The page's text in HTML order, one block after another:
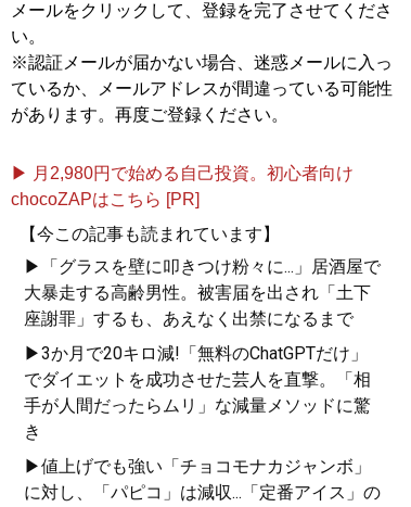
メールをクリックして、登録を完了させてくださ
い。
※認証メールが届かない場合、迷惑メールに入っ
ているか、メールアドレスが間違っている可能性
があります。再度ご登録ください。
▶ 月2,980円で始める自己投資。初心者向け
chocoZAPはこちら [PR]
【今この記事も読まれています】
▶「グラスを壁に叩きつけ粉々に...」居酒屋で
大暴走する高齢男性。被害届を出され「土下
座謝罪」するも、あえなく出禁になるまで
▶3か月で20キロ減!「無料のChatGPTだけ」
でダイエットを成功させた芸人を直撃。「相
手が人間だったらムリ」な減量メソッドに驚
き
▶値上げでも強い「チョコモナカジャンボ」
に対し、「パピコ」は減収...「定番アイス」の